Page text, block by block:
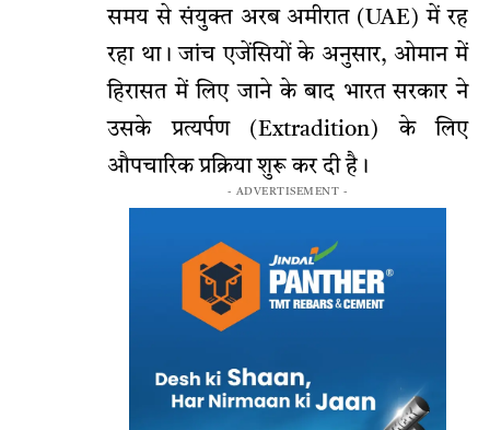
समय से संयुक्त अरब अमीरात (UAE) में रह
रहा था। जांच एजेंसियों के अनुसार, ओमान में
हिरासत में लिए जाने के बाद भारत सरकार ने
उसके प्रत्यर्पण (Extradition) के लिए
औपचारिक प्रक्रिया शुरू कर दी है।
- ADVERTISEMENT -